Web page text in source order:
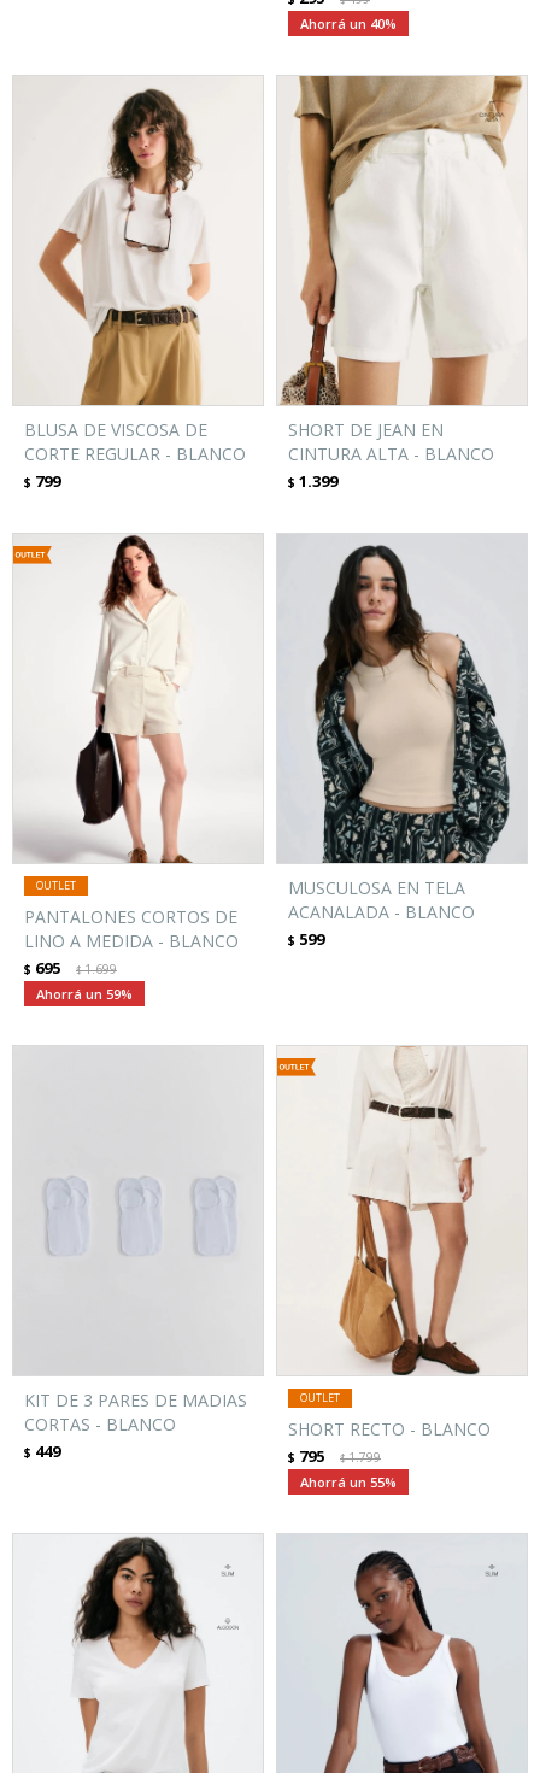
40
BLUSA DE VISCOSA DE
CORTE REGULAR - BLANCO
$ 799
SHORT DE JEAN EN
CINTURA ALTA - BLANCO
$ 1.399
PANTALONES CORTOS DE
LINO A MEDIDA - BLANCO
$ 695 $1.699
59
MUSCULOSA EN TELA
ACANALADA - BLANCO
$ 599
KIT DE 3 PARES DE MADIAS
CORTAS - BLANCO
$ 449
SHORT RECTO - BLANCO
$ 795 $1.799
55